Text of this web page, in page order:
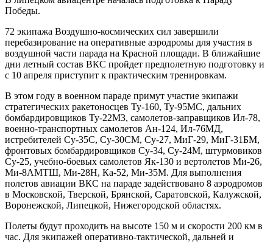
Победы.
72 экипажа Воздушно-космических сил завершили
перебазирование на оперативные аэродромы для участия в
воздушной части парада на Красной площади. В ближайшие
дни летный состав ВКС пройдет предполетную подготовку и
с 10 апреля приступит к практическим тренировкам.
В этом году в военном параде примут участие экипажи
стратегических ракетоносцев Ту-160, Ту-95МС, дальних
бомбардировщиков Ту-22М3, самолетов-заправщиков Ил-78,
военно-транспортных самолетов Ан-124, Ил-76МД,
истребителей Су-35С, Су-30СМ, Су-27, МиГ-29, МиГ-31БМ,
фронтовых бомбардировщиков Су-34, Су-24М, штурмовиков
Су-25, учебно-боевых самолетов Як-130 и вертолетов Ми-26,
Ми-8АМТШ, Ми-28Н, Ка-52, Ми-35М. Для выполнения
полетов авиации ВКС на параде задействовано 8 аэродромов
в Московской, Тверской, Брянской, Саратовской, Калужской,
Воронежской, Липецкой, Нижегородской областях.
Полеты будут проходить на высоте 150 м и скорости 200 км в
час. Для экипажей оперативно-тактической, дальней и